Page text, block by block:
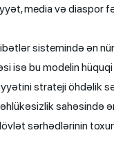
media və diaspor
sistemində ən
isə bu modelin hüquqi
strateji öhdəlik
sahəsində
sərhədlərinin